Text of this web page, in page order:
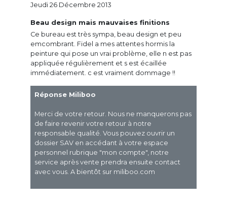
Beau design mais mauvaises finitions
Ce bureau est très sympa, beau design et peu
emcombrant. Fidel a mes attentes hormis la
peinture qui pose un vrai problème, elle n est pas
appliquée régulièrement et s est écaillée
immédiatement. c est vraiment dommage !!
Réponse Miliboo
Merci de votre retour. Nous ne manquerons pas
de faire revenir votre retour à notre
responsable qualité. Vous pouvez ouvrir un
dossier SAV en accédant à votre espace
personnel rubrique "mon compte", notre
service après vente prendra ensuite contact
avec vous. A bientôt sur miliboo.com
Jeudi 26 Décembre 2013